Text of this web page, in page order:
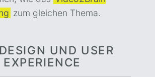
zum gleichen Thema.
UND USER
EXPERIENCE